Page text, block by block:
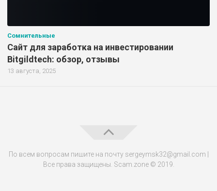
Сомнительные
Сайт для заработка на инвестировании
Bitgildtech: обзор, отзывы
13 августа, 2025
По всем вопросам пишите на почту sergeymsk32@gmail.com |
Все права защищены. Scam.zone © 2019.